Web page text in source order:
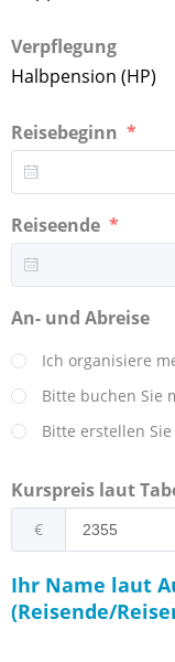
Verpflegung
Halbpension (HP)
Reisebeginn
Reiseende
An- und Abreise
Ich organisiere
Bitte buchen Sie
Bitte erstellen
Kurspreis laut
€
Ihr Name laut
(Reisende/